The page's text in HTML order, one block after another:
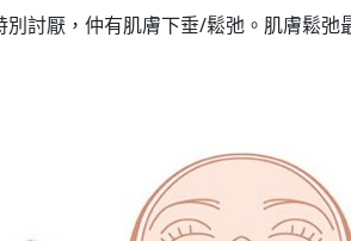
討厭，仲有肌膚下垂/鬆弛。肌膚鬆